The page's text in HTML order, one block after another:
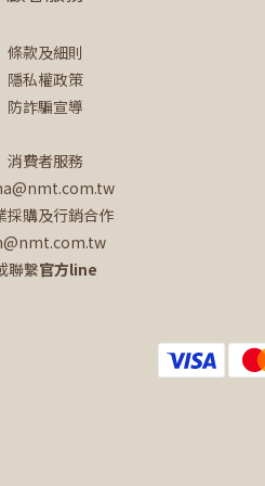
條款及細則
隱私權政策
防詐騙宣導
消費者服務
採購及行銷合作
聯繫官方line